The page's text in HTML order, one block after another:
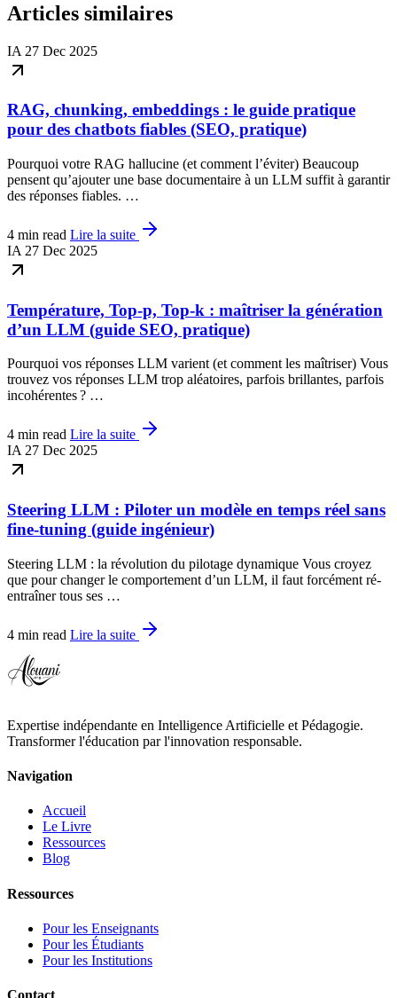
Articles similaires
IA 27 Dec 2025
RAG, chunking, embeddings : le guide pratique
pour des chatbots fiables (SEO, pratique)
Pourquoi votre RAG hallucine (et comment l’éviter) Beaucoup
pensent qu’ajouter une base documentaire à un LLM suffit à garantir
des réponses fiables. …
4 min read Lire la suite
IA 27 Dec 2025
Température, Top-p, Top-k : maîtriser la génération
d’un LLM (guide SEO, pratique)
Pourquoi vos réponses LLM varient (et comment les maîtriser) Vous
trouvez vos réponses LLM trop aléatoires, parfois brillantes, parfois
incohérentes ? …
4 min read Lire la suite
IA 27 Dec 2025
Steering LLM : Piloter un modèle en temps réel sans
fine-tuning (guide ingénieur)
Steering LLM : la révolution du pilotage dynamique Vous croyez
que pour changer le comportement d’un LLM, il faut forcément ré-
entraîner tous ses …
4 min read Lire la suite
Expertise indépendante en Intelligence Artificielle et Pédagogie.
Transformer l'éducation par l'innovation responsable.
Navigation
Accueil
Le Livre
Ressources
Blog
Ressources
Pour les Enseignants
Pour les Étudiants
Pour les Institutions